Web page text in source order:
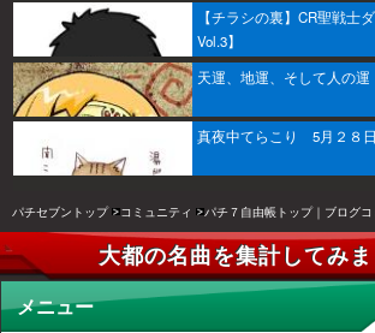
【チラシの裏】CR聖戦士
Vol.3】
天運、地運、そして人の運
真夜中てらこり 5月２８日
パチセブントップ コミュニティ パチ７自由帳トップ｜ブログコ
大都の名曲を集計してみま
メニュー